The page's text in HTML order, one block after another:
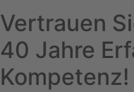
Vertrauen
40 Jahre
Kompetenz!